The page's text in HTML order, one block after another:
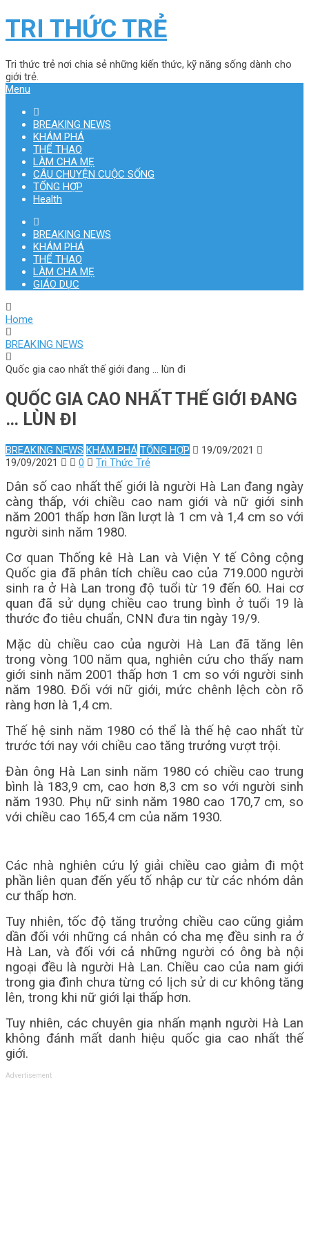
TRI THỨC TRẺ
Tri thức trẻ nơi chia sẻ những kiến thức, kỹ năng sống dành cho
giới trẻ.
Menu
BREAKING NEWS
KHÁM PHÁ
THỂ THAO
LÀM CHA MẸ
CÂU CHUYỆN CUỘC SỐNG
TỔNG HỢP
Health
BREAKING NEWS
KHÁM PHÁ
THỂ THAO
LÀM CHA MẸ
GIÁO DỤC
Home
BREAKING NEWS
Quốc gia cao nhất thế giới đang … lùn đi
QUỐC GIA CAO NHẤT THẾ GIỚI ĐANG
… LÙN ĐI
BREAKING NEWS KHÁM PHÁ TỔNG HỢP
19/09/2021
19/09/2021
0 Tri Thức Trẻ
Dân số cao nhất thế giới là người Hà Lan đang ngày
càng thấp, với chiều cao nam giới và nữ giới sinh
năm 2001 thấp hơn lần lượt là 1 cm và 1,4 cm so với
người sinh năm 1980.
Cơ quan Thống kê Hà Lan và Viện Y tế Công cộng
Quốc gia đã phân tích chiều cao của 719.000 người
sinh ra ở Hà Lan trong độ tuổi từ 19 đến 60. Hai cơ
quan đã sử dụng chiều cao trung bình ở tuổi 19 là
thước đo tiêu chuẩn, CNN đưa tin ngày 19/9.
Mặc dù chiều cao của người Hà Lan đã tăng lên
trong vòng 100 năm qua, nghiên cứu cho thấy nam
giới sinh năm 2001 thấp hơn 1 cm so với người sinh
năm 1980. Đối với nữ giới, mức chênh lệch còn rõ
ràng hơn là 1,4 cm.
Thế hệ sinh năm 1980 có thể là thế hệ cao nhất từ
trước tới nay với chiều cao tăng trưởng vượt trội.
Đàn ông Hà Lan sinh năm 1980 có chiều cao trung
bình là 183,9 cm, cao hơn 8,3 cm so với người sinh
năm 1930. Phụ nữ sinh năm 1980 cao 170,7 cm, so
với chiều cao 165,4 cm của năm 1930.
Các nhà nghiên cứu lý giải chiều cao giảm đi một
phần liên quan đến yếu tố nhập cư từ các nhóm dân
cư thấp hơn.
Tuy nhiên, tốc độ tăng trưởng chiều cao cũng giảm
dần đối với những cá nhân có cha mẹ đều sinh ra ở
Hà Lan, và đối với cả những người có ông bà nội
ngoại đều là người Hà Lan. Chiều cao của nam giới
trong gia đình chưa từng có lịch sử di cư không tăng
lên, trong khi nữ giới lại thấp hơn.
Tuy nhiên, các chuyên gia nhấn mạnh người Hà Lan
không đánh mất danh hiệu quốc gia cao nhất thế
giới.
Advertisement